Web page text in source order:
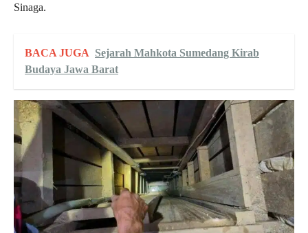
Sinaga.
BACA JUGA Sejarah Mahkota Sumedang Kirab
Budaya Jawa Barat